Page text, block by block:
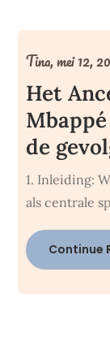
Het
de
Tina,mei 12,
1. Inleiding:
als centrale
Continue